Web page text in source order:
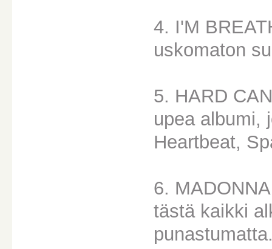
4. I'M
uskomaton
5. HARD
upea albumi,
Heartbeat,
6. MADONNA
tästä kaikki